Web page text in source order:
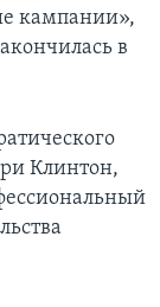
кампании»,
в
Клинтон,